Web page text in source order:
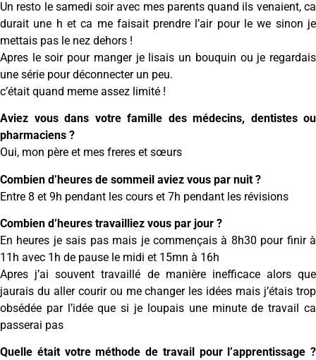
Un resto le samedi soir avec mes parents quand ils venaient, ca
durait une h et ca me faisait prendre l’air pour le we sinon je
mettais pas le nez dehors !
Apres le soir pour manger je lisais un bouquin ou je regardais
une série pour déconnecter un peu.
c’était quand meme assez limité !
Aviez vous dans votre famille des médecins, dentistes ou
pharmaciens ?
Oui, mon père et mes freres et sœurs
Combien d’heures de sommeil aviez vous par nuit ?
Entre 8 et 9h pendant les cours et 7h pendant les révisions
Combien d’heures travailliez vous par jour ?
En heures je sais pas mais je commençais à 8h30 pour finir à
11h avec 1h de pause le midi et 15mn à 16h
Apres j’ai souvent travaillé de manière inefficace alors que
jaurais du aller courir ou me changer les idées mais j’étais trop
obsédée par l’idée que si je loupais une minute de travail ca
passerai pas
Quelle était votre méthode de travail pour l’apprentissage ?